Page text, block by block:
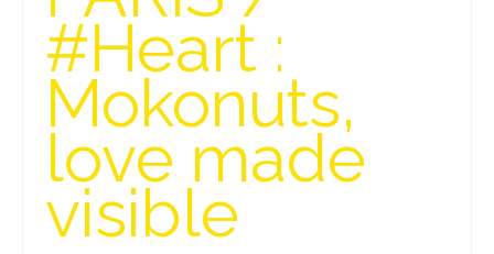
#Heart :
Mokonuts,
love made
visible